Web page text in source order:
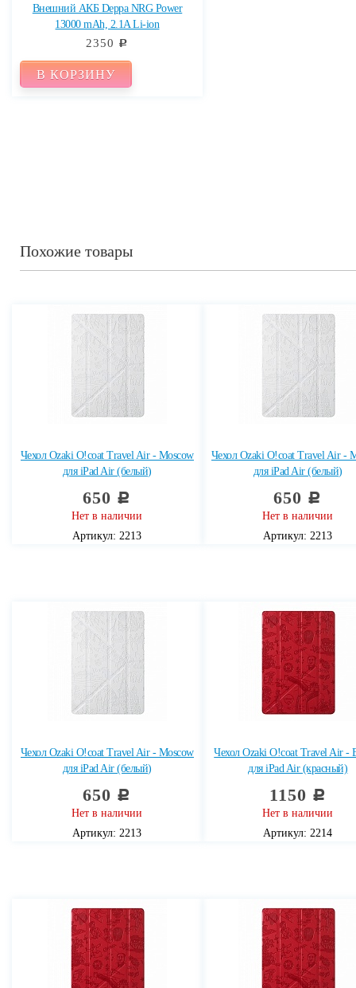
Внешний АКБ Deppa NRG Power
13000 mAh, 2.1A Li-ion
2350 c
В КОРЗИНУ
Похожие товары
Чехол Ozaki O!coat Travel Air - Moscow
для iPad Air (белый)
650 c
Нет в наличии
Артикул: 2213
Чехол Ozaki O!coat Travel Air -
для iPad Air (белый)
650 c
Нет в наличии
Артикул: 2213
Чехол Ozaki O!coat Travel Air - Moscow
для iPad Air (белый)
650 c
Нет в наличии
Артикул: 2213
Чехол Ozaki O!coat Travel Air -
для iPad Air (красный)
1150 c
Нет в наличии
Артикул: 2214